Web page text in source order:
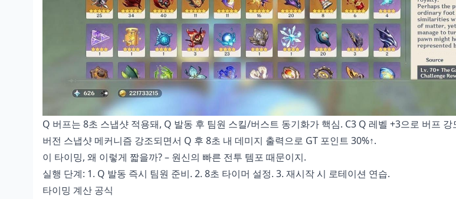
Q 버프는 8초 스냅샷 적용돼, Q 발동 후 팀원 스킬/버스트 동기화가 핵심. C3 Q 레벨 +3으로 버프
버전 스냅샷 메커니즘 강조되면서 Q 후 8초 내 데미지 출력으로 GT 포인트 30%↑.
이 타이밍, 왜 이렇게 짧을까? – 원신의 빠른 전투 템포 때문이지.
실행 단계: 1. Q 발동 즉시 팀원 준비. 2. 8초 타이머 설정. 3. 재시작 시 로테이션 연습.
타이밍 계산 공식